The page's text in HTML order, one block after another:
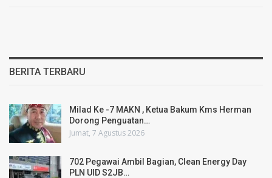
BERITA TERBARU
Milad Ke -7 MAKN , Ketua Bakum Kms Herman
Dorong Penguatan…
Jumat, 7 Agustus 2026
702 Pegawai Ambil Bagian, Clean Energy Day
PLN UID S2JB…